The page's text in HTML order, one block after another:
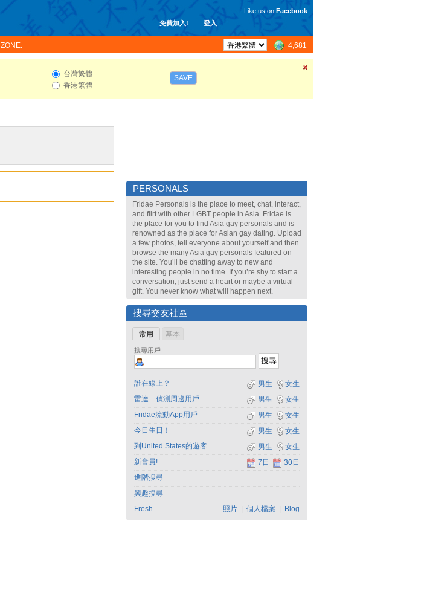
免費加入! 登入
Like us on Facebook
ZONE: 4,681
台灣繁體
香港繁體
SAVE
PERSONALS
Fridae Personals is the place to meet, chat, interact,
and flirt with other LGBT people in Asia. Fridae is
the place for you to find Asia gay personals and is
renowned as the place for Asian gay dating. Upload
a few photos, tell everyone about yourself and then
browse the many Asia gay personals featured on
the site. You’ll be chatting away to new and
interesting people in no time. If you’re shy to start a
conversation, just send a heart or maybe a virtual
gift. You never know what will happen next.
搜尋交友社區
常用 基本
搜尋用戶
誰在線上？ 女生
男生
雷達－偵測周邊用戶
女生
男生
Fridae流動App用戶
女生
男生
今日生日！
女生
男生
到United States的遊客
女生
男生
新會員!
30日
7日
進階搜尋
興趣搜尋
Fresh
照片 個人檔案 Blog